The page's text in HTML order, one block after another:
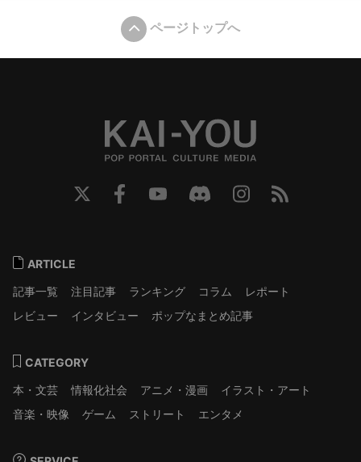
ページトップへ
ARTICLE
記事一覧
注目記事 ランキング コラム
レポート
レビュー
インタビュー ポップなまとめ記事
CATEGORY
本・文芸
情報化社会 アニメ・漫画
イラスト・アート
音楽・映像
ゲーム ストリート エンタメ